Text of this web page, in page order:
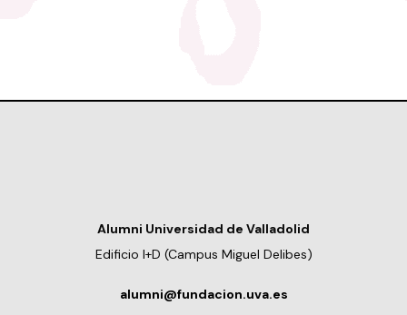
Alumni Universidad de Valladolid
Edificio I+D (Campus Miguel Delibes)
alumni@fundacion.uva.es